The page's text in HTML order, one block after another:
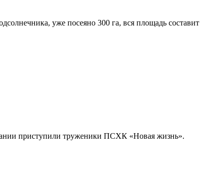
уже посеяно 300 га, вся площадь составит
приступили труженики ПСХК «Новая жизнь».